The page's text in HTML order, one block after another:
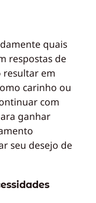
quais
respostas de
resultar em
carinho ou
com
ganhar
seu desejo de